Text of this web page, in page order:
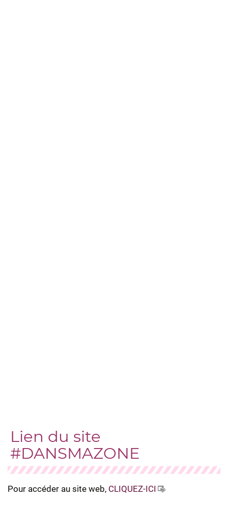
Lien du site
#DANSMAZONE
Pour accéder au site web, CLIQUEZ-ICI